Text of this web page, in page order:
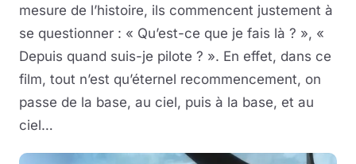
mesure de l’histoire, ils commencent justement à
se questionner : « Qu’est-ce que je fais là ? », «
Depuis quand suis-je pilote ? ». En effet, dans ce
film, tout n’est qu’éternel recommencement, on
passe de la base, au ciel, puis à la base, et au
ciel…